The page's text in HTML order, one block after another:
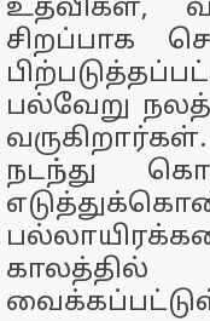
உதவிகள்,
சிறப்பாக
பல்வேறு
நடந்து
காலத்தில்